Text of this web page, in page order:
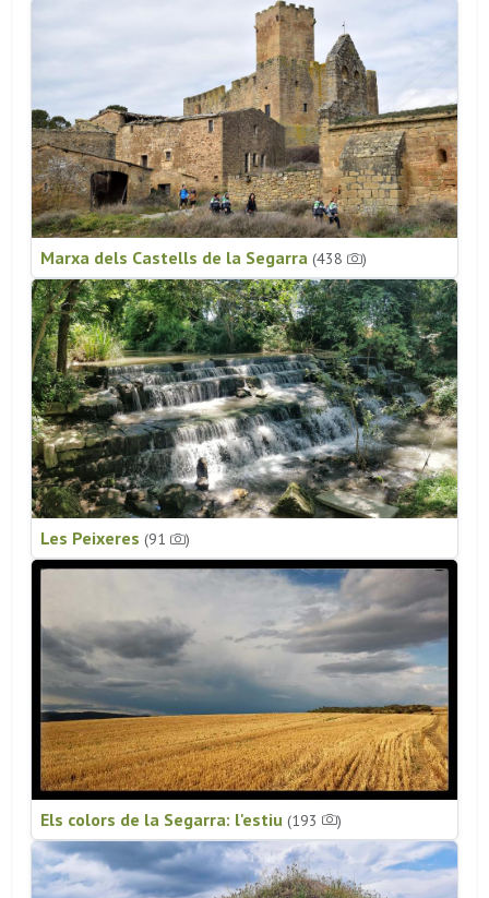
Marxa dels Castells de la Segarra (438 )
Les Peixeres (91 )
Els colors de la Segarra: l'estiu (193 )